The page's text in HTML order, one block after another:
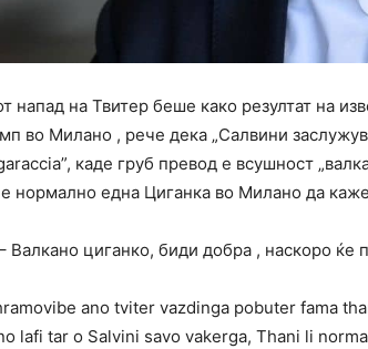
напад на Твитер беше како резултат на
во Милано , рече дека „Салвини
каде груб превод е всушност
нормално една Циганка во Милано да
Валкано циганко, биди добра , наскоро ќе
ano tviter vazdinga pobuter fama
lafi tar o Salvini savo vakerga, Thani li